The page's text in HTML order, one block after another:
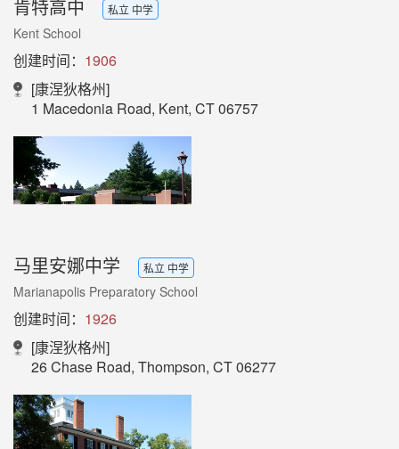
肯特高中 私立 中学
Kent School
创建时间： 1906
[康涅狄格州]
1 Macedonia Road, Kent, CT 06757
马里安娜中学 私立 中学
Marianapolis Preparatory School
创建时间： 1926
[康涅狄格州]
26 Chase Road, Thompson, CT 06277